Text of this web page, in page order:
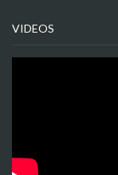
VIDEOS